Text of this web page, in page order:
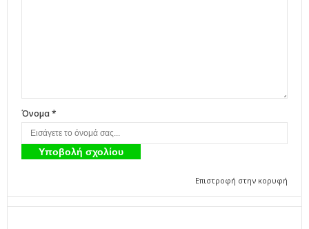
Όνομα *
Επιστροφή στην κορυφή